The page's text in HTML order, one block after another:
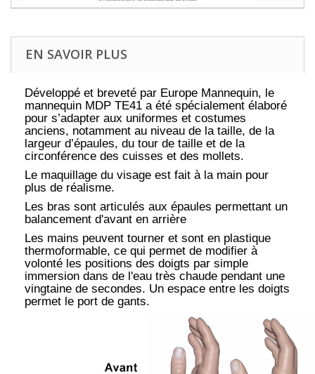
EN SAVOIR PLUS
Développé et breveté par Europe Mannequin, le
mannequin MDP TE41 a été spécialement élaboré
pour s’adapter aux uniformes et costumes
anciens, notamment au niveau de la taille, de la
largeur d’épaules, du tour de taille et de la
circonférence des cuisses et des mollets.
Le maquillage du visage est fait à la main pour
plus de réalisme.
Les bras sont articulés aux épaules permettant un
balancement d'avant en arrière
Les mains peuvent tourner et sont en plastique
thermoformable, ce qui permet de modifier à
volonté les positions des doigts par simple
immersion dans de l'eau très chaude pendant une
vingtaine de secondes. Un espace entre les doigts
permet le port de gants.